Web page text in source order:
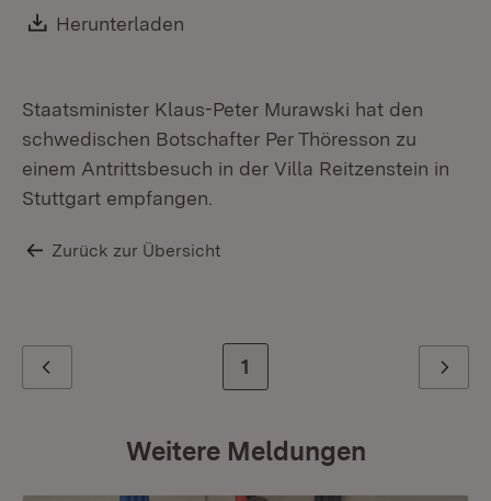
Download:
Herunterladen
Staatsminister Klaus-Peter Murawski hat den
schwedischen Botschafter Per Thöresson zu
einem Antrittsbesuch in der Villa Reitzenstein in
Stuttgart empfangen.
Zurück zur Übersicht
Zur letzten Seite
1 Weiter
Weitere Meldungen